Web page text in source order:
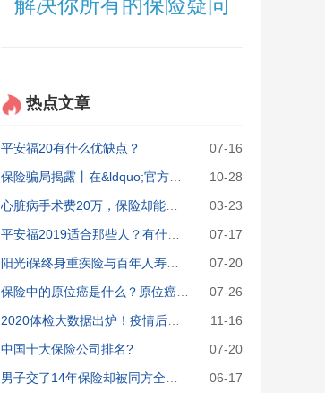
解决你所有的保险疑问
热点文章
平安福20有什么优缺点？
07-16
保险骗局揭露丨在&ldquo;官方&rdquo;买的保险，全都是坑
10-28
心脏病手术费20万，保险却能赔81万？
03-23
平安福2019适合那些人？有什么优缺点？
07-17
阳光i保终身重疾险与百年人寿康惠保哪款好
07-20
保险中的原位癌是什么？原位癌的理赔条件差别大吗？
07-26
2020体检大数据出炉！疫情后，这些指标异常人数增多！
11-16
中国十大保险公司排名?
07-20
男子交了14年保险却被同方全球人寿&ldquo;拒赔&rdquo;？什么情况？进来吃瓜
06-17